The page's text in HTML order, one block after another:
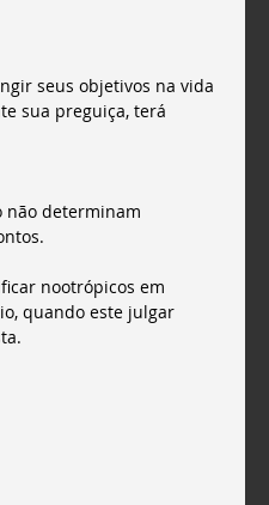
seus objetivos na vida
sua preguiça, terá
não determinam
nootrópicos em
quando este julgar